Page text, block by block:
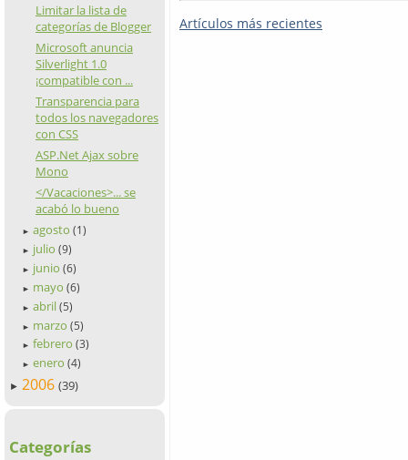
Limitar la lista de
categorías de Blogger
Microsoft anuncia
Silverlight 1.0
¡compatible con ...
Transparencia para
todos los navegadores
con CSS
ASP.Net Ajax sobre
Mono
</Vacaciones>... se
acabó lo bueno
► agosto (1)
► julio (9)
► junio (6)
► mayo (6)
► abril (5)
► marzo (5)
► febrero (3)
► enero (4)
► 2006 (39)
Categorías
Artículos más recientes